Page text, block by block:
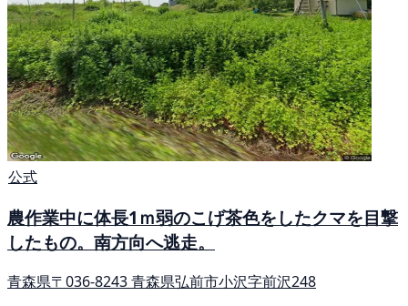
公式
農作業中に体長1ｍ弱のこげ茶色をしたクマを目撃
したもの。南方向へ逃走。
青森県〒036-8243 青森県弘前市小沢字前沢248